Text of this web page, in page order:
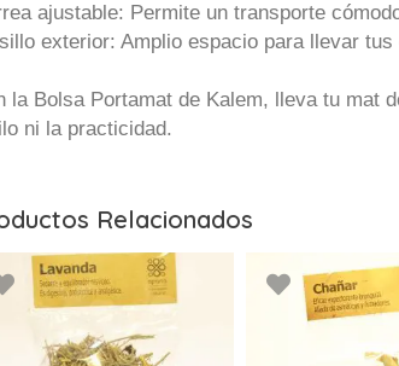
ajustable: Permite un transporte
exterior: Amplio espacio para llevar
la Bolsa Portamat de Kalem, lleva tu mat
ni la practicidad.
Relacionados